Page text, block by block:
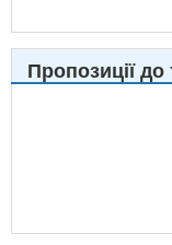
Пропозиції